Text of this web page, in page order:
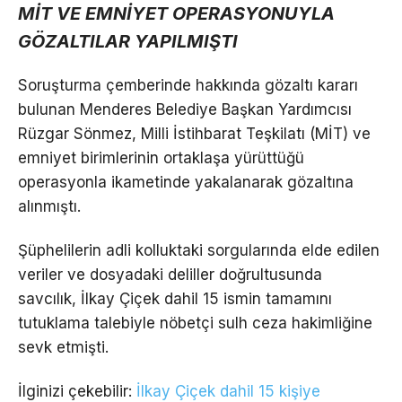
MİT VE EMNİYET OPERASYONUYLA
GÖZALTILAR YAPILMIŞTI
Soruşturma çemberinde hakkında gözaltı kararı
bulunan Menderes Belediye Başkan Yardımcısı
Rüzgar Sönmez, Milli İstihbarat Teşkilatı (MİT) ve
emniyet birimlerinin ortaklaşa yürüttüğü
operasyonla ikametinde yakalanarak gözaltına
alınmıştı.
Şüphelilerin adli kolluktaki sorgularında elde edilen
veriler ve dosyadaki deliller doğrultusunda
savcılık, İlkay Çiçek dahil 15 ismin tamamını
tutuklama talebiyle nöbetçi sulh ceza hakimliğine
sevk etmişti.
İlginizi çekebilir: İlkay Çiçek dahil 15 kişiye